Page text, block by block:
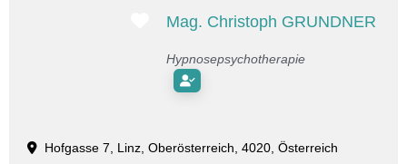
Favorit
Mag. Christoph GRUNDNER
Hypnosepsychotherapie
Hofgasse 7, Linz, Oberösterreich, 4020, Österreich